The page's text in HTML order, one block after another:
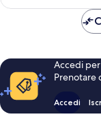
Accedi
Prenotare
Accedi